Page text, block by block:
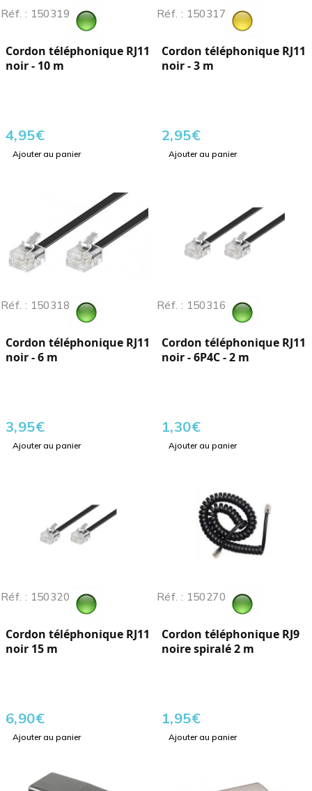
Réf. : 150319
Cordon téléphonique RJ11
noir - 10 m
4,95€
Ajouter au panier
Réf. : 150317
Cordon téléphonique RJ11
noir - 3 m
2,95€
Ajouter au panier
Réf. : 150318
Cordon téléphonique RJ11
noir - 6 m
3,95€
Ajouter au panier
Réf. : 150316
Cordon téléphonique RJ11
noir - 6P4C - 2 m
1,30€
Ajouter au panier
Réf. : 150320
Cordon téléphonique RJ11
noir 15 m
6,90€
Ajouter au panier
Réf. : 150270
Cordon téléphonique RJ9
noire spiralé 2 m
1,95€
Ajouter au panier